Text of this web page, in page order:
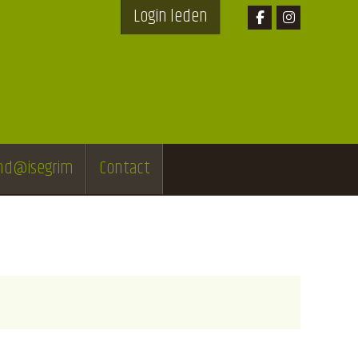
Login leden
Contact